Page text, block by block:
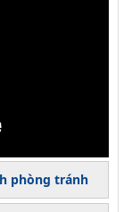
phòng tránh